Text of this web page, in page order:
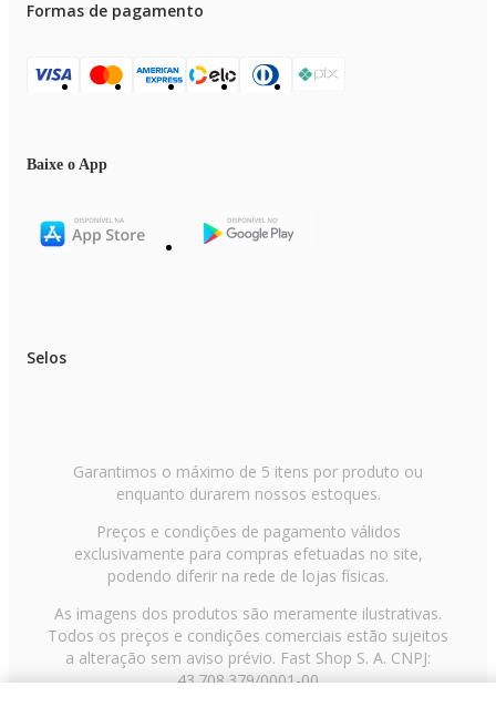
Formas de pagamento
Baixe o App
Selos
Garantimos o máximo de 5 itens por produto ou
enquanto durarem nossos estoques.
Preços e condições de pagamento válidos
exclusivamente para compras efetuadas no site,
podendo diferir na rede de lojas físicas.
As imagens dos produtos são meramente ilustrativas.
Todos os preços e condições comerciais estão sujeitos
a alteração sem aviso prévio. Fast Shop S. A. CNPJ:
43.708.379/0001-00